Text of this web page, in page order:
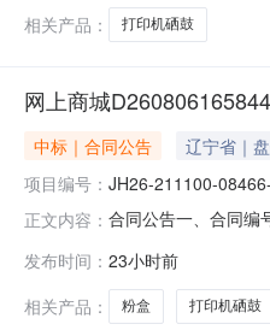
相关产品：
打印机硒鼓
网上商城
中标｜合同公告 辽宁省｜
项目编号： JH26-211100-
正文内容： 合同公告一、合同编
方）：辽宁芮同商贸
发布时间： 23小时前
相关产品：
粉盒 打印机硒鼓